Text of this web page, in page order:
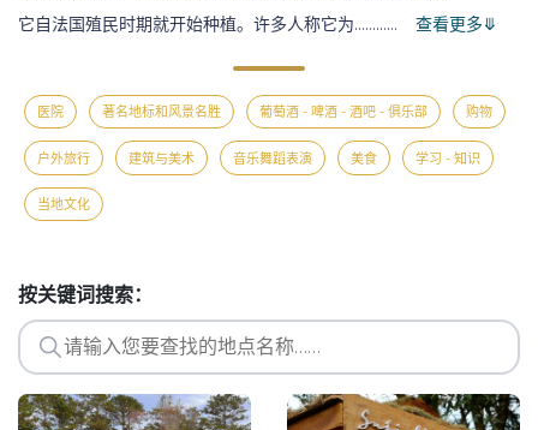
它自法国殖民时期就开始种植。许多人称它为………… 查看更多⤋
医院 著名地标和风景名胜 葡萄酒 - 啤酒 - 酒吧 - 俱乐部 购物
户外旅行 建筑与美术 音乐舞蹈表演 美食 学习 - 知识
当地文化
按关键词搜索：